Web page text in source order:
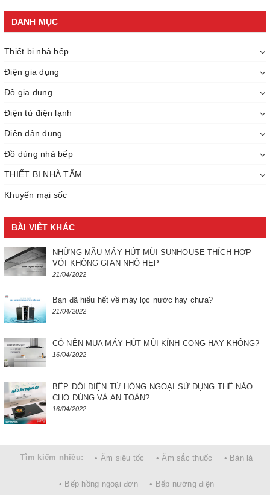
DANH MỤC
Thiết bị nhà bếp
Điện gia dụng
Đồ gia dụng
Điện tử điện lạnh
Điện dân dụng
Đồ dùng nhà bếp
THIẾT BỊ NHÀ TẮM
Khuyến mại sốc
BÀI VIẾT KHÁC
NHỮNG MẪU MÁY HÚT MÙI SUNHOUSE THÍCH HỢP
VỚI KHÔNG GIAN NHỎ HẸP
21/04/2022
Bạn đã hiểu hết về máy lọc nước hay chưa?
21/04/2022
CÓ NÊN MUA MÁY HÚT MÙI KÍNH CONG HAY KHÔNG?
16/04/2022
BẾP ĐÔI ĐIỆN TỪ HỒNG NGOẠI SỬ DỤNG THẾ NÀO
CHO ĐÚNG VÀ AN TOÀN?
16/04/2022
Tìm kiếm nhiều: • Ấm siêu tốc • Ấm sắc thuốc • Bàn là
• Bếp hồng ngoại đơn • Bếp nướng điện